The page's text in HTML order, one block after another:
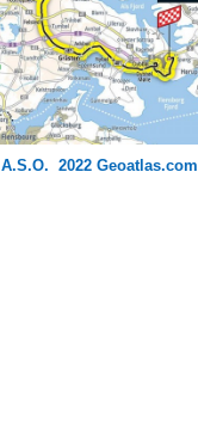
A.S.O. 2022 Geoatlas.com